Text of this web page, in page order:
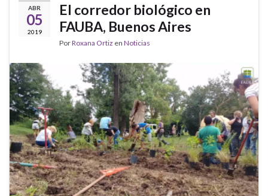
ABR
05
2019
El corredor biológico en
FAUBA, Buenos Aires
PorRoxana Ortiz en Noticias